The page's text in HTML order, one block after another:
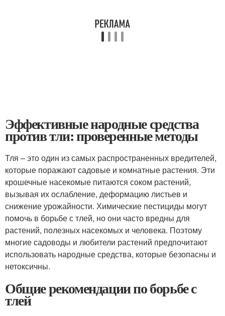
Эффективные народные средства
против тли: проверенные методы
Тля – это один из самых распространенных вредителей,
которые поражают садовые и комнатные растения. Эти
крошечные насекомые питаются соком растений,
вызывая их ослабление, деформацию листьев и
снижение урожайности. Химические пестициды могут
помочь в борьбе с тлей, но они часто вредны для
растений, полезных насекомых и человека. Поэтому
многие садоводы и любители растений предпочитают
использовать народные средства, которые безопасны и
нетоксичны.
Общие рекомендации по борьбе с
тлей